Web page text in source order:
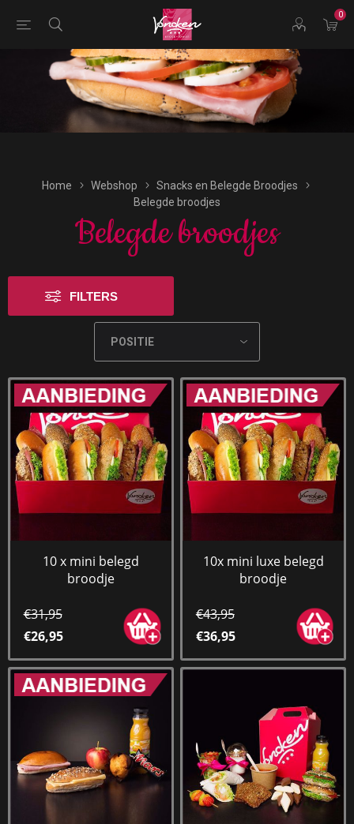
0
Bestellingen voor morgen kunnen vandaag uiterlijk tot
17:00 uur worden geplaatst.
Home Webshop
Snacks en Belegde Broodjes
Belegde broodjes
Belegde broodjes
FILTERS
10 x mini belegd
broodje
€31,95
€26,95
10x mini luxe belegd
broodje
€43,95
€36,95